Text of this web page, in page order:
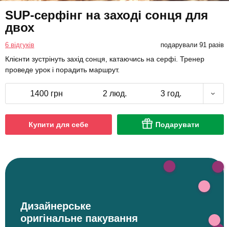
SUP-серфінг на заході сонця для
двох
6 відгуків подарували 91 разів
Клієнти зустрінуть захід сонця, катаючись на серфі. Тренер
проведе урок і порадить маршрут.
1400 грн 2 люд. 3 год.
Купити для себе Подарувати
Дизайнерське
оригінальне пакування